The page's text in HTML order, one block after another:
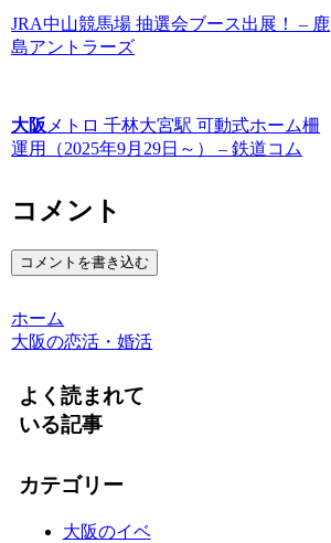
JRA中山競馬場 抽選会ブース出展！ – 鹿
島アントラーズ
大阪 メトロ 千林大宮駅 可動式ホーム柵
運用（2025年9月29日～） – 鉄道コム
コメント
コメントを書き込む
ホーム
大阪の恋活・婚活
よく読まれて
いる記事
カテゴリー
大阪のイベ